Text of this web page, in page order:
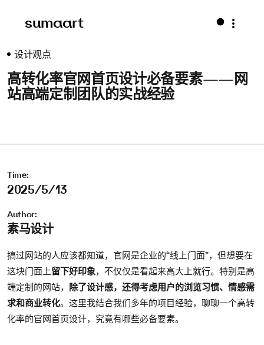
sumaart
设计观点
高转化率官网首页设计必备要素——网
站高端定制团队的实战经验
Time:
2025/5/13
Author:
素马设计
搞过网站的人应该都知道，官网是企业的“线上门面”，但想要在
这块门面上留下好印象，不仅仅是看起来高大上就行。特别是高
端定制的网站， 除了设计感，还得考虑用户的浏览习惯、情感需
求和商业转化。这里我结合我们多年的项目经验，聊聊一个高转
化率的官网首页设计，究竟有哪些必备要素。